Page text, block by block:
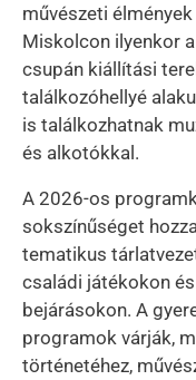
művészeti
Miskolcon ilyenkor
csupán kiállítási
találkozóhellyé
is találkozhatnak
és alkotókkal.
A 2026-os
sokszínűséget
tematikus
családi játékokon
bejárásokon. A
programok várják,
történetéhez,